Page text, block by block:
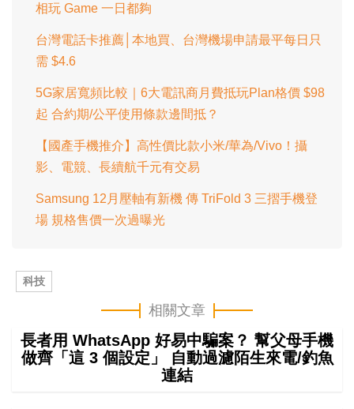
相玩 Game 一日都夠
台灣電話卡推薦│本地買、台灣機場申請最平每日只
需 $4.6
5G家居寬頻比較｜6大電訊商月費抵玩Plan格價 $98
起 合約期/公平使用條款邊間抵？
【國產手機推介】高性價比款小米/華為/Vivo！攝
影、電競、長續航千元有交易
Samsung 12月壓軸有新機 傳 TriFold 3 三摺手機登
場 規格售價一次過曝光
科技
相關文章
長者用 WhatsApp 好易中騙案？ 幫父母手機
做齊「這 3 個設定」 自動過濾陌生來電/釣魚
連結